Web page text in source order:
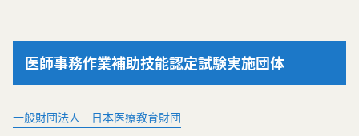
医師事務作業補助技能認定試験実施団体
一般財団法人 日本医療教育財団